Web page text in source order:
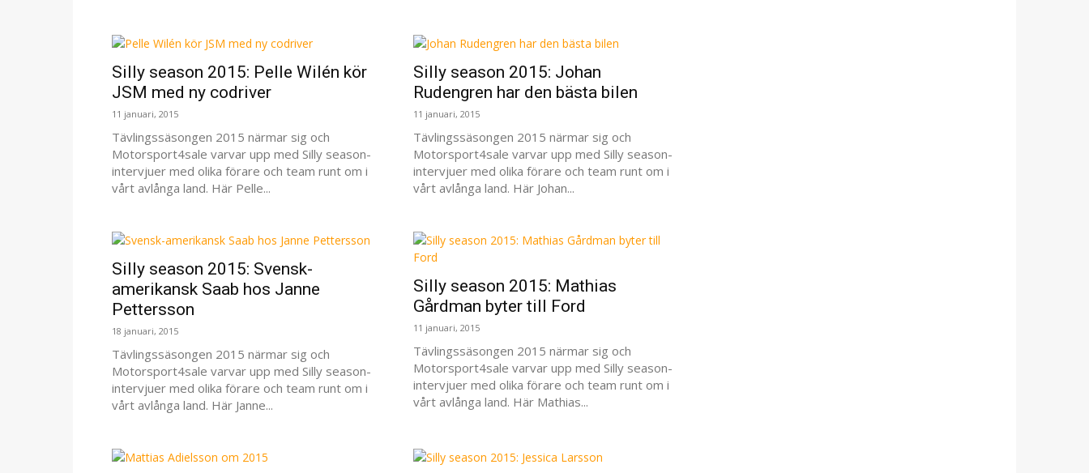
Silly season 2015: Pelle Wilén kör
JSM med ny codriver
11 januari, 2015
Tävlingssäsongen 2015 närmar sig och
Motorsport4sale varvar upp med Silly season-
intervjuer med olika förare och team runt om i
vårt avlånga land. Här Pelle...
Silly season 2015: Johan
Rudengren har den bästa bilen
11 januari, 2015
Tävlingssäsongen 2015 närmar sig och
Motorsport4sale varvar upp med Silly season-
intervjuer med olika förare och team runt om i
vårt avlånga land. Här Johan...
Silly season 2015: Svensk-
amerikansk Saab hos Janne
Pettersson
18 januari, 2015
Tävlingssäsongen 2015 närmar sig och
Motorsport4sale varvar upp med Silly season-
intervjuer med olika förare och team runt om i
vårt avlånga land. Här Janne...
Silly season 2015: Mathias
Gårdman byter till Ford
11 januari, 2015
Tävlingssäsongen 2015 närmar sig och
Motorsport4sale varvar upp med Silly season-
intervjuer med olika förare och team runt om i
vårt avlånga land. Här Mathias...